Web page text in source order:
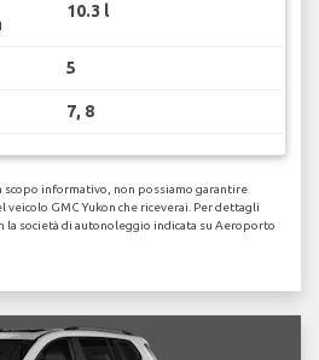
10.3 l
5
7, 8
scopo informativo, non possiamo garantire
GMC Yukon che riceverai. Per dettagli
la società di autonoleggio indicata su Aeroporto